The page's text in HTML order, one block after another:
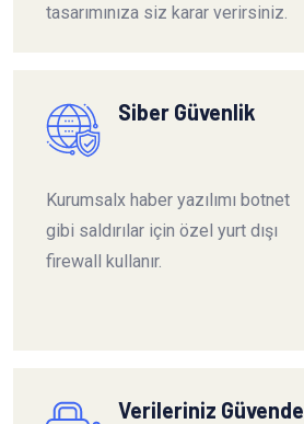
tasarımınıza siz karar verirsiniz.
Siber Güvenlik
Kurumsalx haber yazılımı botnet
gibi saldırılar için özel yurt dışı
firewall kullanır.
Verileriniz Güvende